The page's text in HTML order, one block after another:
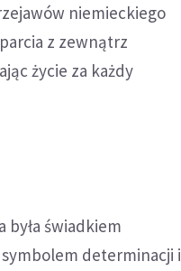
niemieckiego
z zewnątrz
życie za każdy
była świadkiem
symbolem determinacji i